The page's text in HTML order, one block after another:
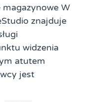
W
znajduje
widzenia
atutem
jest